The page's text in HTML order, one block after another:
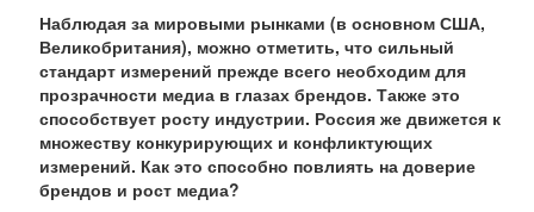
Наблюдая за мировыми рынками (в основном США,
Великобритания), можно отметить, что сильный
стандарт измерений прежде всего необходим для
прозрачности медиа в глазах брендов. Также это
способствует росту индустрии. Россия же движется к
множеству конкурирующих и конфликтующих
измерений. Как это способно повлиять на доверие
брендов и рост медиа?